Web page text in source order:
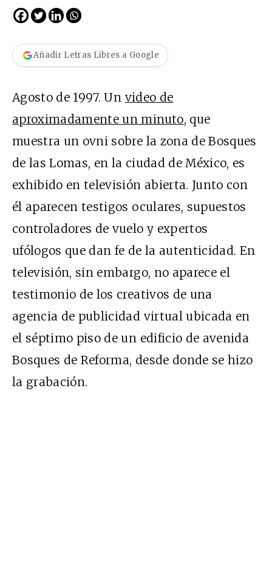
Añadir Letras Libres a Google
Agosto de 1997. Un video de
aproximadamente un minuto, que
muestra un ovni sobre la zona de Bosques
de las Lomas, en la ciudad de México, es
exhibido en televisión abierta. Junto con
él aparecen testigos oculares, supuestos
controladores de vuelo y expertos
ufólogos que dan fe de la autenticidad. En
televisión, sin embargo, no aparece el
testimonio de los creativos de una
agencia de publicidad virtual ubicada en
el séptimo piso de un edificio de avenida
Bosques de Reforma, desde donde se hizo
la grabación.